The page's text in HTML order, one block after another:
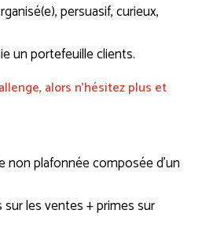
persuasif, curieux,
un portefeuille clients.
alors n’hésitez plus et
plafonnée composée d’un
les ventes + primes sur